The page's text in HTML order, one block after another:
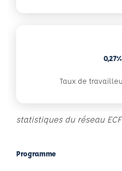
0,27%
Taux de
statistiques du réseau ECF
Programme